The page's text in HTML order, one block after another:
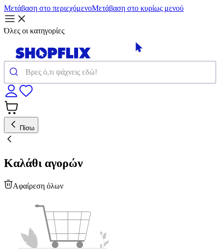
Μετάβαση στο περιεχόμενοΜετάβαση στο κυρίως μενού
Όλες οι κατηγορίες
Πίσω
Καλάθι αγορών
Αφαίρεση όλων